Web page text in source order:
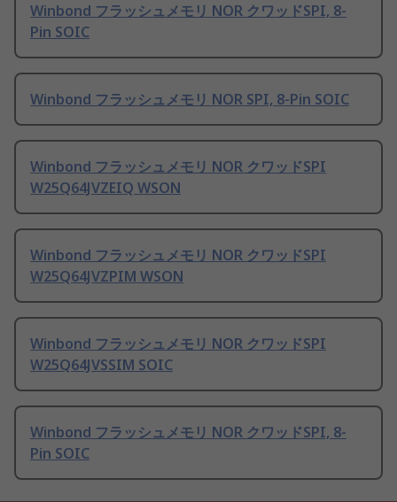
Winbond フラッシュメモリ NOR クワッドSPI, 8-
Pin SOIC
Winbond フラッシュメモリ NOR SPI, 8-Pin SOIC
Winbond フラッシュメモリ NOR クワッドSPI
W25Q64JVZEIQ WSON
Winbond フラッシュメモリ NOR クワッドSPI
W25Q64JVZPIM WSON
Winbond フラッシュメモリ NOR クワッドSPI
W25Q64JVSSIM SOIC
Winbond フラッシュメモリ NOR クワッドSPI, 8-
Pin SOIC